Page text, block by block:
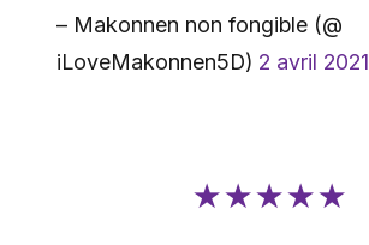
– Makonnen non fongible (@
iLoveMakonnen5D) 2 avril 2021
★★★★★